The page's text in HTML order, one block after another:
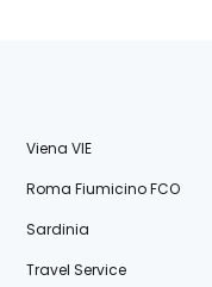
Viena VIE
Roma Fiumicino FCO
Sardinia
Travel Service